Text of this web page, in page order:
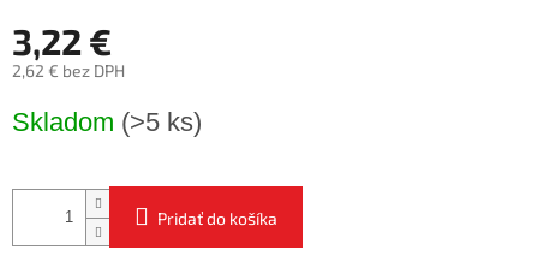
3,22 €
2,62 € bez DPH
cena:
Skladom (>5 ks)
Pridať do košíka